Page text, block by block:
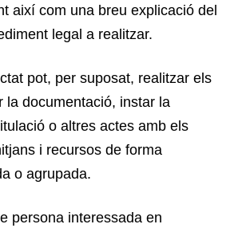
així com una breu explicació del
legal a realitzar.
pot, per suposat, realitzar els
la documentació, instar la
o altres actes amb els
i recursos de forma
o agrupada.
persona interessada en